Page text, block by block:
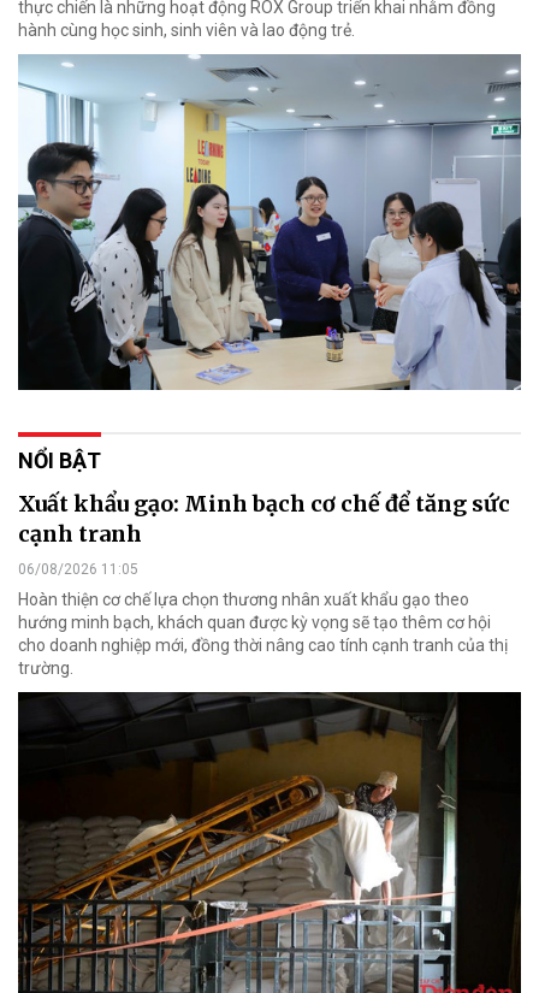
thực chiến là những hoạt động ROX Group triển khai nhằm đồng
hành cùng học sinh, sinh viên và lao động trẻ.
NỔI BẬT
Xuất khẩu gạo: Minh bạch cơ chế để tăng sức
cạnh tranh
06/08/2026 11:05
Hoàn thiện cơ chế lựa chọn thương nhân xuất khẩu gạo theo
hướng minh bạch, khách quan được kỳ vọng sẽ tạo thêm cơ hội
cho doanh nghiệp mới, đồng thời nâng cao tính cạnh tranh của thị
trường.